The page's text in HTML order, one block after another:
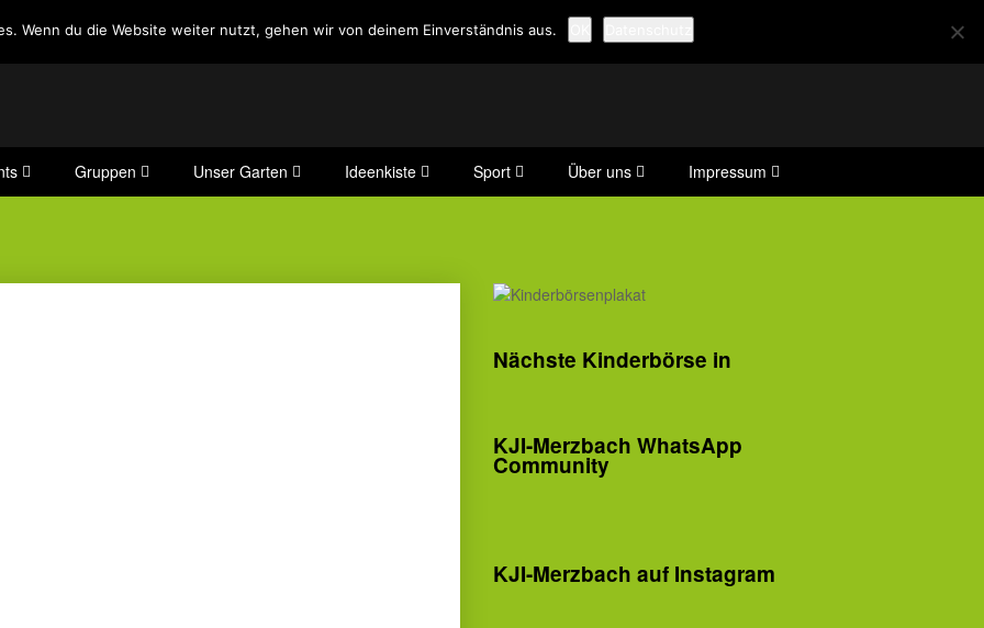
Gruppen Unser Garten Ideenkiste Sport Über uns Impressum
Nächste Kinderbörse in
KJI-Merzbach WhatsApp
Community
KJI-Merzbach auf Instagram
Wenn du die Website weiter nutzt, gehen wir von deinem Einverständnis aus.